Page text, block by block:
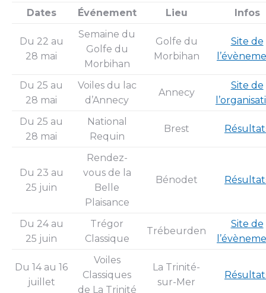
Dates Événement Lieu Infos
Du 22 au
28 mai
Semaine du
Golfe du
Morbihan
Golfe du
Morbihan
Site de
Du 25 au
28 mai
Voiles du lac
d’Annecy
Annecy
Site de
Du 25 au
28 mai
National
Requin
Brest
Du 23 au
25 juin
Rendez-
vous de la
Belle
Plaisance
Bénodet
Du 24 au
25 juin
Trégor
Classique
Trébeurden
Site de
Du 14 au 16
juillet
Voiles
Classiques
de La Trinité
La Trinité-
sur-Mer